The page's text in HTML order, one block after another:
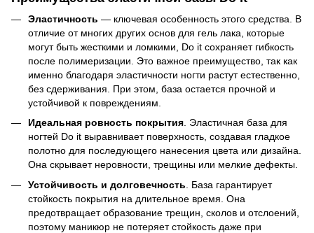
Эластичность — ключевая особенность этого средства. В
отличие от многих других основ для гель лака, которые
могут быть жесткими и ломкими, Do it сохраняет гибкость
после полимеризации. Это важное преимущество, так как
именно благодаря эластичности ногти растут естественно,
без сдерживания. При этом, база остается прочной и
устойчивой к повреждениям.
Идеальная ровность покрытия. Эластичная база для
ногтей Do it выравнивает поверхность, создавая гладкое
полотно для последующего нанесения цвета или дизайна.
Она скрывает неровности, трещины или мелкие дефекты.
Устойчивость и долговечность . База гарантирует
стойкость покрытия на длительное время. Она
предотвращает образование трещин, сколов и отслоений,
поэтому маникюр не потеряет стойкость даже при